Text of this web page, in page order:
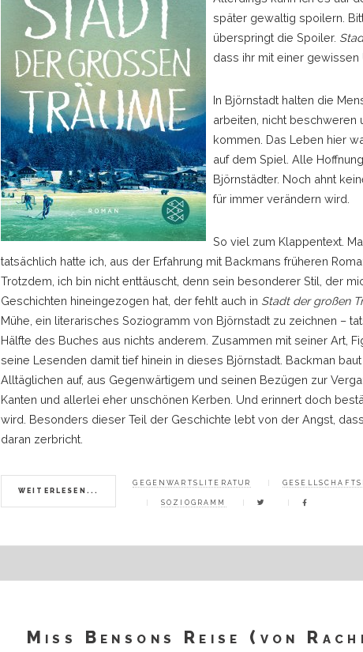
später gewaltig spoilern.
überspringt die Spoiler.
dass ihr mit einer gewissen
In Björnstadt halten die
arbeiten, nicht
kommen. Das Leben hier
auf dem Spiel. Alle
Björnstädter. Noch ahnt
für immer verändern wird.
So viel zum Klappentext.
tatsächlich hatte ich, aus der Erfahrung mit Backmans früheren
Trotzdem, ich bin nicht enttäuscht, denn sein besonderer Stil, der
Geschichten hineingezogen hat, der fehlt auch in Stadt der großen
Mühe, ein literarisches Soziogramm von Björnstadt zu zeichnen –
Hälfte des Buches aus nichts anderem. Zusammen mit seiner Art,
seine Lesenden damit tief hinein in dieses Björnstadt. Backman
Alltäglichen auf, aus Gegenwärtigem und seinen Bezügen zur
Kanten und allerlei eher unschönen Kerben. Und erinnert doch
wird. Besonders dieser Teil der Geschichte lebt von der Angst,
daran zerbricht.
WEITERLESEN...
GEGENWARTSLITERATUR
SOZIOGRAMM
Miss Bensons Reise (von